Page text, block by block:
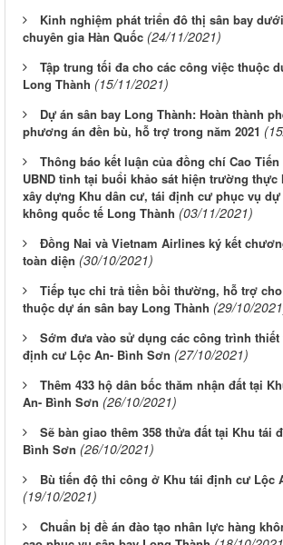
Kinh nghiệm phát triển đô thị sân bay
chuyên gia Hàn Quốc (24/11/2021)
Tập trung tối đa cho các công việc thuộc
Long Thành (15/11/2021)
Dự án sân bay Long Thành: Hoàn thành
phương án đền bù, hỗ trợ trong năm 2021
Thông báo kết luận của đồng chí Cao
UBND tỉnh tại buổi khảo sát hiện trường thực
xây dựng Khu dân cư, tái định cư phục vụ dự
không quốc tế Long Thành (03/11/2021)
Đồng Nai và Vietnam Airlines ký kết
toàn diện (30/10/2021)
Tiếp tục chi trả tiền bồi thường, hỗ trợ
thuộc dự án sân bay Long Thành (29/10/
Sớm đưa vào sử dụng các công trình thiết
định cư Lộc An- Bình Sơn (27/10/2021)
Thêm 433 hộ dân bốc thăm nhận đất tại
An- Bình Sơn (26/10/2021)
Sẽ bàn giao thêm 358 thửa đất tại Khu tái
Bình Sơn (26/10/2021)
Bù tiến độ thi công ở Khu tái định cư Lộc
(19/10/2021)
Chuẩn bị đề án đào tạo nhân lực hàng